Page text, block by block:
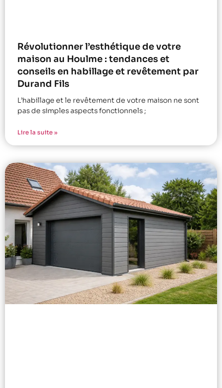
Révolutionner l’esthétique de votre
maison au Houlme : tendances et
conseils en habillage et revêtement par
Durand Fils
L’habillage et le revêtement de votre maison ne sont
pas de simples aspects fonctionnels ;
Lire la suite »